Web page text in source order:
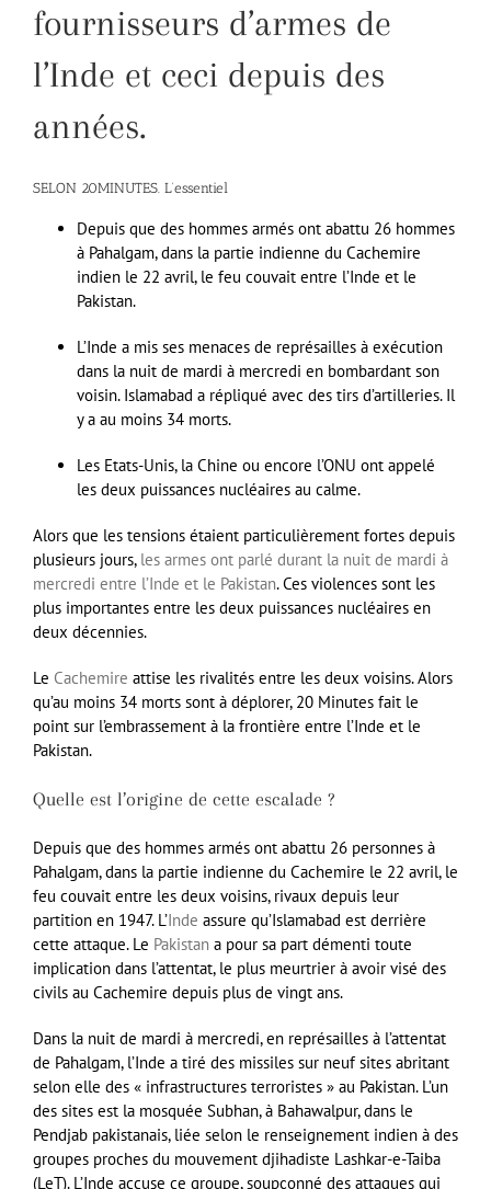
fournisseurs d’armes de
l’Inde et ceci depuis des
années.
SELON 20MINUTES. L’essentiel
Depuis que des hommes armés ont abattu 26 hommes
à Pahalgam, dans la partie indienne du Cachemire
indien le 22 avril, le feu couvait entre l’Inde et le
Pakistan.
L’Inde a mis ses menaces de représailles à exécution
dans la nuit de mardi à mercredi en bombardant son
voisin. Islamabad a répliqué avec des tirs d’artilleries. Il
y a au moins 34 morts.
Les Etats-Unis, la Chine ou encore l’ONU ont appelé
les deux puissances nucléaires au calme.
Alors que les tensions étaient particulièrement fortes depuis
plusieurs jours, les armes ont parlé durant la nuit de mardi à
mercredi entre l’Inde et le Pakistan. Ces violences sont les
plus importantes entre les deux puissances nucléaires en
deux décennies.
Le Cachemire attise les rivalités entre les deux voisins. Alors
qu’au moins 34 morts sont à déplorer, 20 Minutes fait le
point sur l’embrassement à la frontière entre l’Inde et le
Pakistan.
Quelle est l’origine de cette escalade ?
Depuis que des hommes armés ont abattu 26 personnes à
Pahalgam, dans la partie indienne du Cachemire le 22 avril, le
feu couvait entre les deux voisins, rivaux depuis leur
partition en 1947. L’Inde assure qu’Islamabad est derrière
cette attaque. Le Pakistan a pour sa part démenti toute
implication dans l’attentat, le plus meurtrier à avoir visé des
civils au Cachemire depuis plus de vingt ans.
Dans la nuit de mardi à mercredi, en représailles à l’attentat
de Pahalgam, l’Inde a tiré des missiles sur neuf sites abritant
selon elle des « infrastructures terroristes » au Pakistan. L’un
des sites est la mosquée Subhan, à Bahawalpur, dans le
Pendjab pakistanais, liée selon le renseignement indien à des
groupes proches du mouvement djihadiste Lashkar-e-Taiba
(LeT). L’Inde accuse ce groupe, soupçonné des attaques qui